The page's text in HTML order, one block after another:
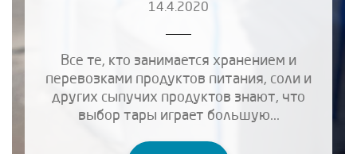
14.4.2020
Все те, кто занимается хранением и
перевозками продуктов питания, соли и
других сыпучих продуктов знают, что
выбор тары играет большую...